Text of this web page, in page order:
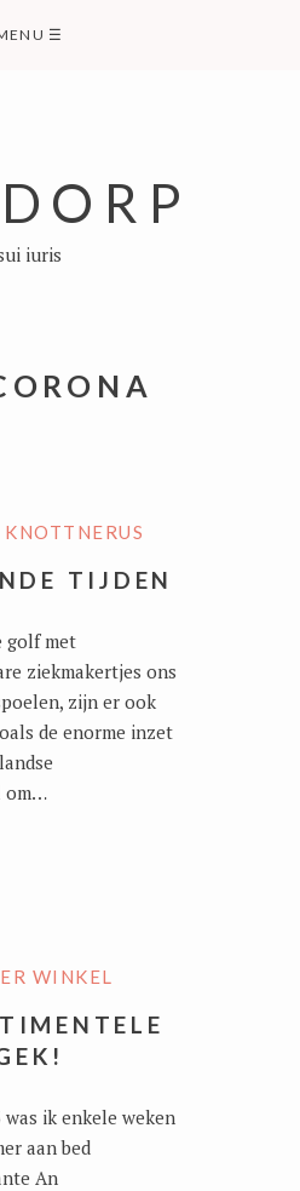
☰
iuris
KNOTTNERUS
TIJDEN
golf met
ziekmakertjes ons
zijn er ook
de enorme inzet
om…
WINKEL
was ik enkele weken
aan bed
An